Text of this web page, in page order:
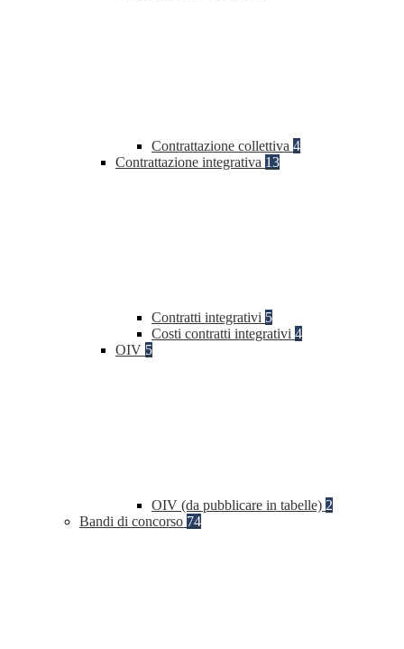
Contrattazione collettiva 4
Contrattazione integrativa 13
Contratti integrativi 5
Costi contratti integrativi 4
OIV 5
OIV (da pubblicare in tabelle) 2
Bandi di concorso 74